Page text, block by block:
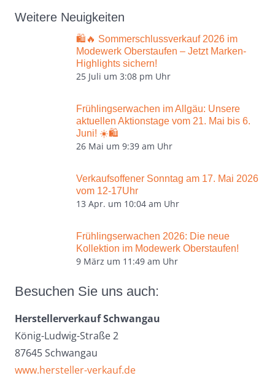
Weitere Neuigkeiten
🛍️🔥 Sommerschlussverkauf 2026 im
Modewerk Oberstaufen – Jetzt Marken-
Highlights sichern!
25 Juli um 3:08 pm Uhr
Frühlingserwachen im Allgäu: Unsere
aktuellen Aktionstage vom 21. Mai bis 6.
Juni! ☀️🛍️
26 Mai um 9:39 am Uhr
Verkaufsoffener Sonntag am 17. Mai 2026
vom 12-17Uhr
13 Apr. um 10:04 am Uhr
Frühlingserwachen 2026: Die neue
Kollektion im Modewerk Oberstaufen!
9 März um 11:49 am Uhr
Besuchen Sie uns auch:
Herstellerverkauf Schwangau
König-Ludwig-Straße 2
87645 Schwangau
www.hersteller-verkauf.de